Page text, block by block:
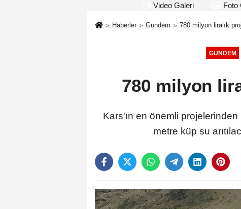
Video Galeri Foto
Haberler Gündem 780 milyon liralık
GÜNDEM
780 milyon
Kars'ın en önemli
metre küp su